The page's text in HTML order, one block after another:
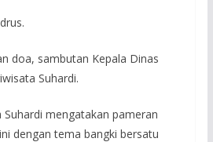
doa, sambutan Kepala Dinas
Suhardi.
mengatakan pameran
dengan tema bangki bersatu